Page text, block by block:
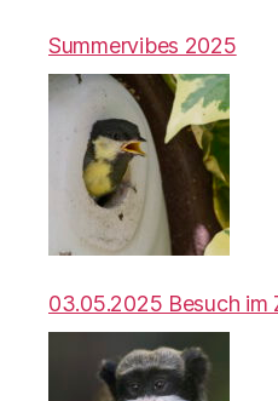
Summervibes 2025
03.05.2025 Besuch im